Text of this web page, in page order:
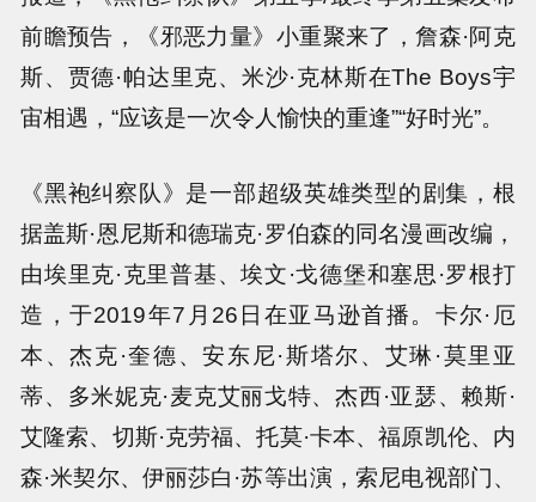
前瞻预告，《邪恶力量》小重聚来了，詹森·阿克
斯、贾德·帕达里克、米沙·克林斯在The Boys宇
宙相遇，“应该是一次令人愉快的重逢”“好时光”。
《黑袍纠察队》是一部超级英雄类型的剧集，根
据盖斯·恩尼斯和德瑞克·罗伯森的同名漫画改编，
由埃里克·克里普基、埃文·戈德堡和塞思·罗根打
造，于2019年7月26日在亚马逊首播。卡尔·厄
本、杰克·奎德、安东尼·斯塔尔、艾琳·莫里亚
蒂、多米妮克·麦克艾丽戈特、杰西·亚瑟、赖斯·
艾隆索、切斯·克劳福、托莫·卡本、福原凯伦、内
森·米契尔、伊丽莎白·苏等出演，索尼电视部门、